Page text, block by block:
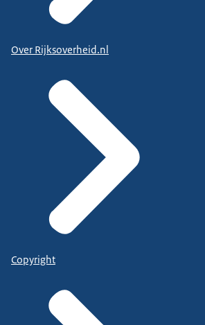
Over Rijksoverheid.nl
Copyright